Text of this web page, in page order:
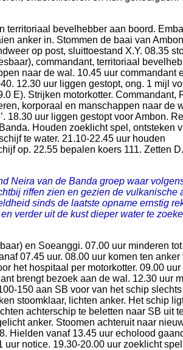
territoriaal bevelhebber aan boord.
anker in. Stommen de baai van
op post, sluittoestand X.Y. 08.35
commandant, territoriaal
naar de wal. 10.45 uur commandant
12.30 uur liggen gestopt, ong. 1 mijl
E). Strijken motorkotter. Commandant,
korporaal en manschappen naar de
18.30 uur liggen gestopt voor Ambon.
Houden zoeklicht spel, ontsteken
te water. 21.10-22.45 uur houden
op. 22.55 bepalen koers 111. Zetten
Neira van de Banda groep waar
riffen zien en gezien de vulkanische
sinds de laatste opname ernstig
verder uit de kust dieper water te
en Soeanggi. 07.00 uur minderen
07.45 uur. 08.00 uur komen ten anker
het hospitaal per motorkotter. 09.00
brengt bezoek aan de wal. 12.30 uur
150 aan SB voor van het schip
stoomklaar, lichten anker. Het schip
achterschip te beletten naar SB uit
anker. Stoomen achteruit naar
Hielden vanaf 13.45 uur echolood
notice. 19.30-20.00 uur zoeklicht